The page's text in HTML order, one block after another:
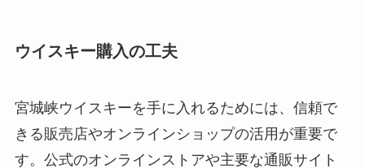
ウイスキー購入の工夫
宮城峡ウイスキーを手に入れるためには、信頼で
きる販売店やオンラインショップの活用が重要で
す。公式のオンラインストアや主要な通販サイト